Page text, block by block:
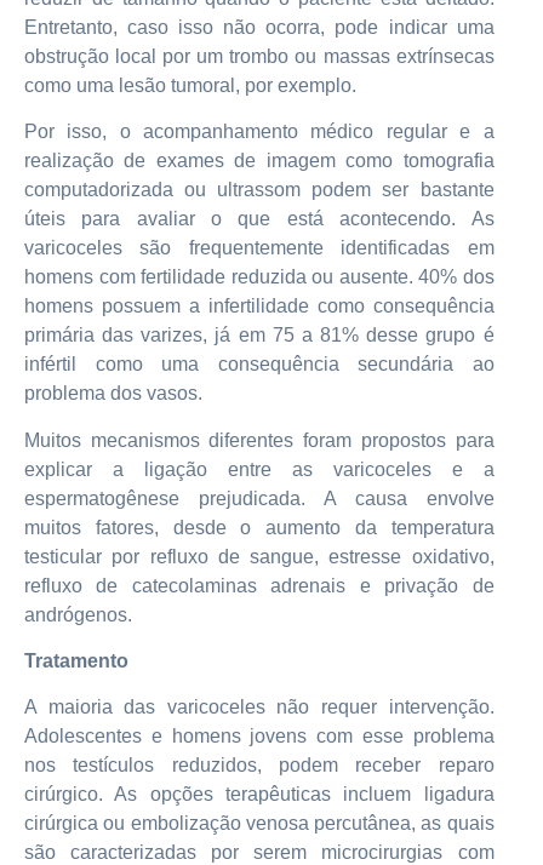
Entretanto, caso isso não ocorra, pode indicar uma
obstrução local por um trombo ou massas extrínsecas
como uma lesão tumoral, por exemplo.
Por isso, o acompanhamento médico regular e a
realização de exames de imagem como tomografia
computadorizada ou ultrassom podem ser bastante
úteis para avaliar o que está acontecendo. As
varicoceles são frequentemente identificadas em
homens com fertilidade reduzida ou ausente. 40% dos
homens possuem a infertilidade como consequência
primária das varizes, já em 75 a 81% desse grupo é
infértil como uma consequência secundária ao
problema dos vasos.
Muitos mecanismos diferentes foram propostos para
explicar a ligação entre as varicoceles e a
espermatogênese prejudicada. A causa envolve
muitos fatores, desde o aumento da temperatura
testicular por refluxo de sangue, estresse oxidativo,
refluxo de catecolaminas adrenais e privação de
andrógenos.
Tratamento
A maioria das varicoceles não requer intervenção.
Adolescentes e homens jovens com esse problema
nos testículos reduzidos, podem receber reparo
cirúrgico. As opções terapêuticas incluem ligadura
cirúrgica ou embolização venosa percutânea, as quais
são caracterizadas por serem microcirurgias com